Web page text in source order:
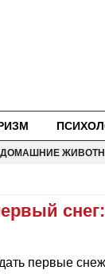
ДОМАШНИЕ
первые